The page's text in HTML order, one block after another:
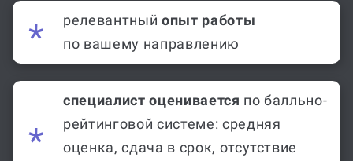
релевантный опыт работы
по вашему направлению
специалист оценивается по балльно-
рейтинговой системе: средняя
оценка, сдача в срок, отсутствие